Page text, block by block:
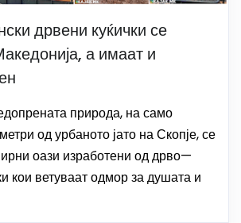
дрвени куќички се
а имаат и
природа, на само
од урбаното јато на Скопје, се
оази изработени од дрво—
кои ветуваат одмор за душата и